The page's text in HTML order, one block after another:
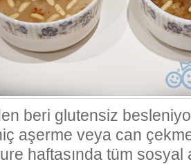
beri glutensiz
aşerme veya can çekme
haftasında tüm